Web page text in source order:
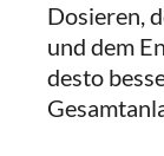
Dosieren,
und dem
desto